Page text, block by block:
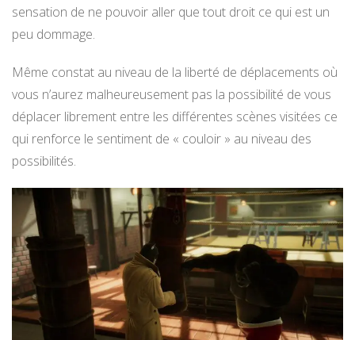
sensation de ne pouvoir aller que tout droit ce qui est un
peu dommage.
Même constat au niveau de la liberté de déplacements où
vous n’aurez malheureusement pas la possibilité de vous
déplacer librement entre les différentes scènes visitées ce
qui renforce le sentiment de « couloir » au niveau des
possibilités.